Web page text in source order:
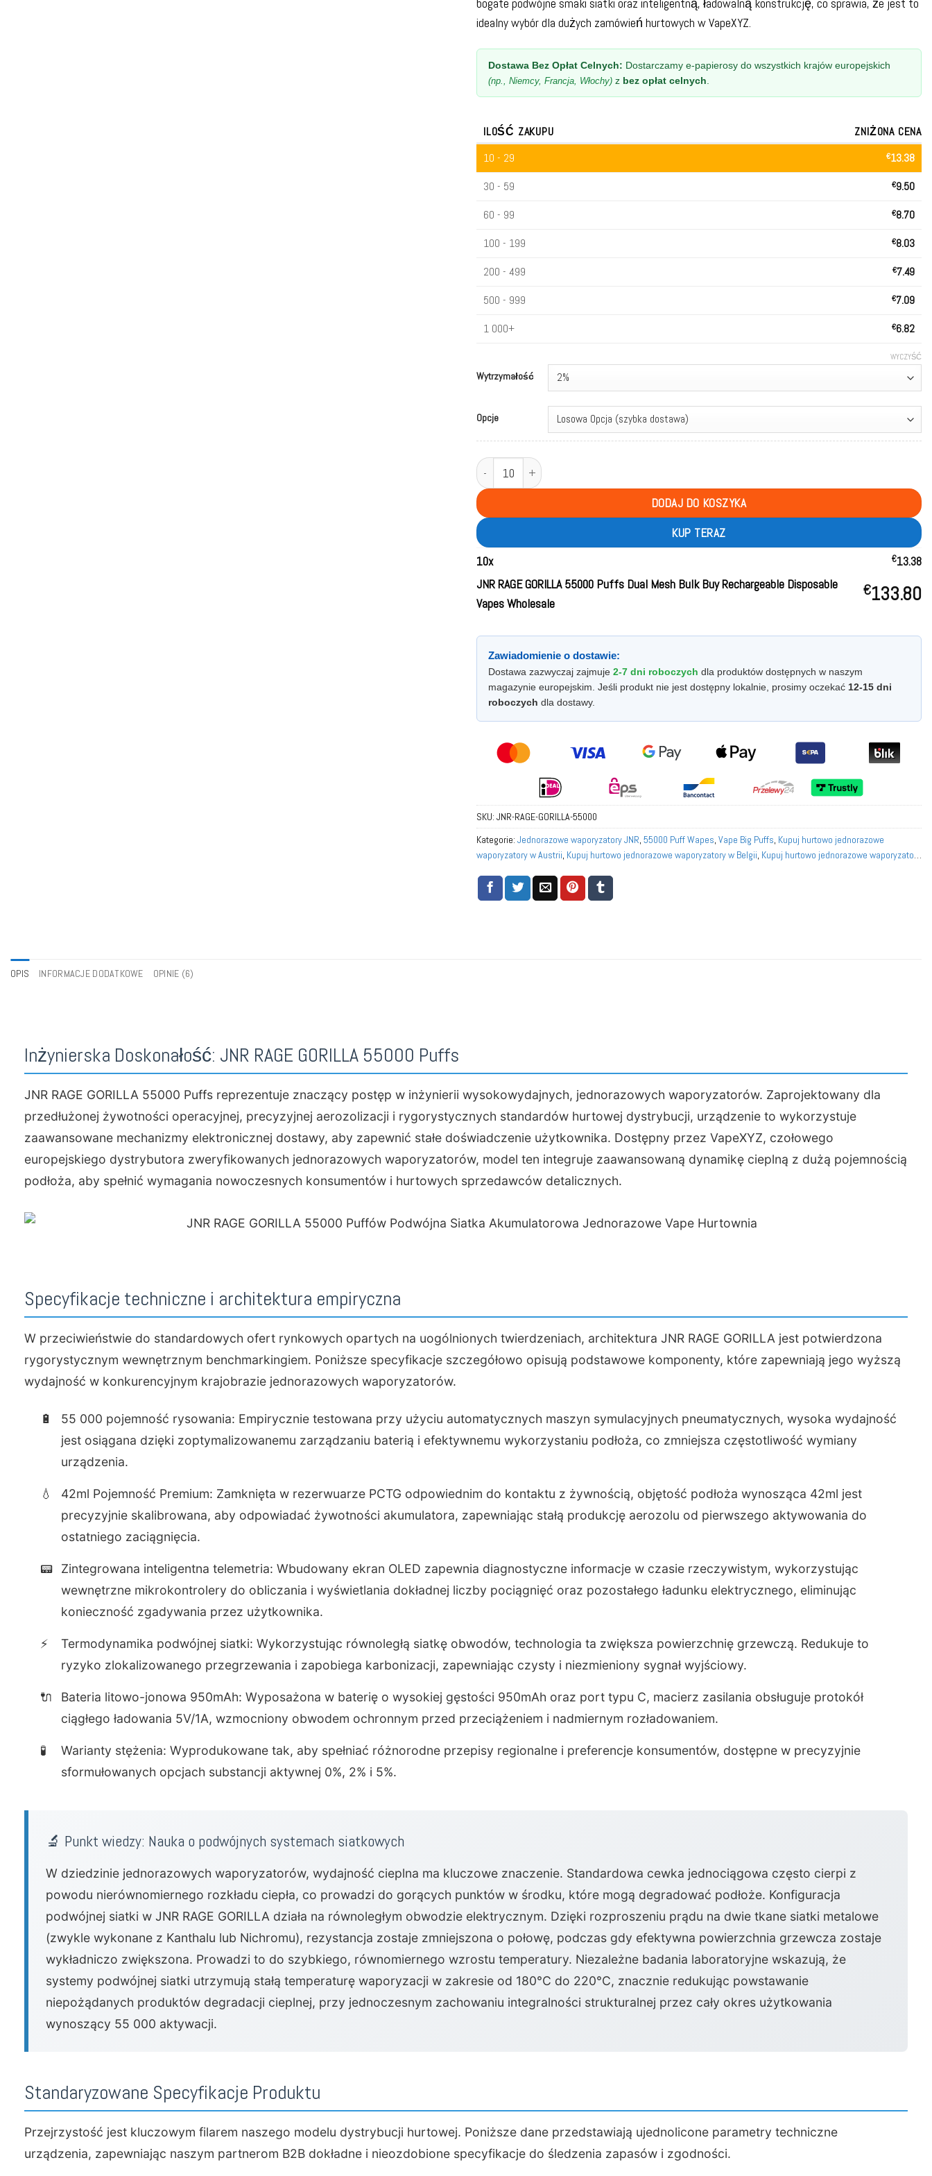
bogate podwójne smaki siatki oraz inteligentną, ładowalną konstrukcję, co sprawia, że jest to
idealny wybór dla dużych zamówień hurtowych w VapeXYZ.
Dostawa Bez Opłat Celnych: Dostarczamy e-papierosy do wszystkich krajów europejskich
(np., Niemcy, Francja, Włochy) z bez opłat celnych
ILOŚĆ ZAKUPU
ZNIŻONA CENA
10 - 29
€13.38
30 - 59
€9.50
60 - 99
€8.70
100 - 199
€8.03
200 - 499
€7.49
500 - 999
€7.09
1 000+
€6.82
Wytrzymałość
Opcje
WYCZYŚĆ
ilość JNR RAGE GORILLA 55000 Puffs Dual Mesh Bulk Buy Rechargeable Disposable Vapes Wholesale
DODAJ DO KOSZYKA
KUP TERAZ
10x €13.38
JNR RAGE GORILLA 55000 Puffs Dual Mesh Bulk Buy Rechargeable Disposable
Vapes Wholesale
€133.80
Zawiadomienie o dostawie:
Dostawa zazwyczaj zajmuje 2-7 dni roboczych dla produktów dostępnych w naszym
magazynie europejskim. Jeśli produkt nie jest dostępny lokalnie, prosimy oczekać 12-15 dni
roboczych dla dostawy.
SKU: JNR-RAGE-GORILLA-55000
Kategorie: Jednorazowe waporyzatory JNR 55000 Puff Wapes Vape Big Puffs Kupuj hurtowo jednorazowe
waporyzatory w Austrii Kupuj hurtowo jednorazowe waporyzatory w Belgii Kupuj hurtowo jednorazowe waporyzatory
Niemczech,Kupuj hurtowo jednorazowe waporyzatory we Włoszech
Holandii,Kupuj hurtowo jednorazowe waporyzatory w Norwegii
OPIS INFORMACJE DODATKOWE OPINIE (6)
Inżynierska Doskonałość: JNR RAGE GORILLA 55000 Puffs
JNR RAGE GORILLA 55000 Puffs reprezentuje znaczący postęp w inżynierii wysokowydajnych, jednorazowych waporyzatorów. Zaprojektowany dla
przedłużonej żywotności operacyjnej, precyzyjnej aerozolizacji i rygorystycznych standardów hurtowej dystrybucji, urządzenie to wykorzystuje
zaawansowane mechanizmy elektronicznej dostawy, aby zapewnić stałe doświadczenie użytkownika. Dostępny przez VapeXYZ, czołowego
europejskiego dystrybutora zweryfikowanych jednorazowych waporyzatorów, model ten integruje zaawansowaną dynamikę cieplną z dużą pojemnością
podłoża, aby spełnić wymagania nowoczesnych konsumentów i hurtowych sprzedawców detalicznych.
Specyfikacje techniczne i architektura empiryczna
W przeciwieństwie do standardowych ofert rynkowych opartych na uogólnionych twierdzeniach, architektura JNR RAGE GORILLA jest potwierdzona
rygorystycznym wewnętrznym benchmarkingiem. Poniższe specyfikacje szczegółowo opisują podstawowe komponenty, które zapewniają jego wyższą
wydajność w konkurencyjnym krajobrazie jednorazowych waporyzatorów.
🔋
55 000 pojemność rysowania: Empirycznie testowana przy użyciu automatycznych maszyn symulacyjnych pneumatycznych, wysoka wydajność
jest osiągana dzięki zoptymalizowanemu zarządzaniu baterią i efektywnemu wykorzystaniu podłoża, co zmniejsza częstotliwość wymiany
urządzenia.
💧
42ml Pojemność Premium: Zamknięta w rezerwuarze PCTG odpowiednim do kontaktu z żywnością, objętość podłoża wynosząca 42ml jest
precyzyjnie skalibrowana, aby odpowiadać żywotności akumulatora, zapewniając stałą produkcję aerozolu od pierwszego aktywowania do
ostatniego zaciągnięcia.
📟
Zintegrowana inteligentna telemetria: Wbudowany ekran OLED zapewnia diagnostyczne informacje w czasie rzeczywistym, wykorzystując
wewnętrzne mikrokontrolery do obliczania i wyświetlania dokładnej liczby pociągnięć oraz pozostałego ładunku elektrycznego, eliminując
konieczność zgadywania przez użytkownika.
⚡
Termodynamika podwójnej siatki: Wykorzystując równoległą siatkę obwodów, technologia ta zwiększa powierzchnię grzewczą. Redukuje to
ryzyko zlokalizowanego przegrzewania i zapobiega karbonizacji, zapewniając czysty i niezmieniony sygnał wyjściowy.
🔌
Bateria litowo-jonowa 950mAh: Wyposażona w baterię o wysokiej gęstości 950mAh oraz port typu C, macierz zasilania obsługuje protokół
ciągłego ładowania 5V/1A, wzmocniony obwodem ochronnym przed przeciążeniem i nadmiernym rozładowaniem.
🧪
Warianty stężenia: Wyprodukowane tak, aby spełniać różnorodne przepisy regionalne i preferencje konsumentów, dostępne w precyzyjnie
sformułowanych opcjach substancji aktywnej 0%, 2% i 5%.
🔬 Punkt wiedzy: Nauka o podwójnych systemach siatkowych
W dziedzinie jednorazowych waporyzatorów, wydajność cieplna ma kluczowe znaczenie. Standardowa cewka jednociągowa często cierpi z
powodu nierównomiernego rozkładu ciepła, co prowadzi do gorących punktów w środku, które mogą degradować podłoże. Konfiguracja
podwójnej siatki w JNR RAGE GORILLA działa na równoległym obwodzie elektrycznym. Dzięki rozproszeniu prądu na dwie tkane siatki metalowe
(zwykle wykonane z Kanthalu lub Nichromu), rezystancja zostaje zmniejszona o połowę, podczas gdy efektywna powierzchnia grzewcza zostaje
wykładniczo zwiększona. Prowadzi to do szybkiego, równomiernego wzrostu temperatury. Niezależne badania laboratoryjne wskazują, że
systemy podwójnej siatki utrzymują stałą temperaturę waporyzacji w zakresie od 180°C do 220°C, znacznie redukując powstawanie
niepożądanych produktów degradacji cieplnej, przy jednoczesnym zachowaniu integralności strukturalnej przez cały okres użytkowania
wynoszący 55 000 aktywacji.
Standaryzowane Specyfikacje Produktu
Przejrzystość jest kluczowym filarem naszego modelu dystrybucji hurtowej. Poniższe dane przedstawiają ujednolicone parametry techniczne
urządzenia, zapewniając naszym partnerom B2B dokładne i nieozdobione specyfikacje do śledzenia zapasów i zgodności.